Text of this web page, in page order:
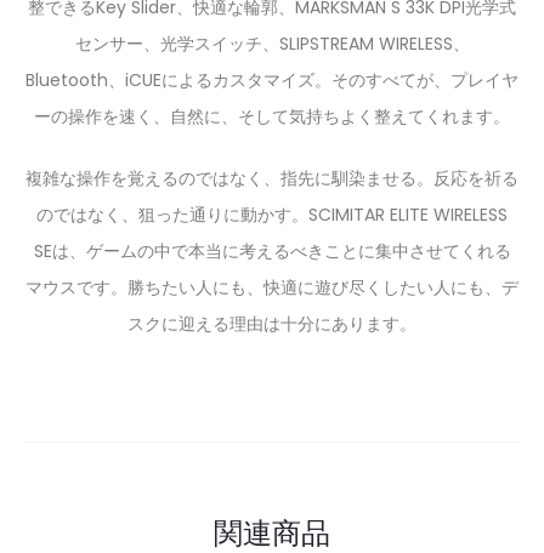
整できるKey Slider、快適な輪郭、MARKSMAN S 33K DPI光学式
センサー、光学スイッチ、SLIPSTREAM WIRELESS、
Bluetooth、iCUEによるカスタマイズ。そのすべてが、プレイヤ
ーの操作を速く、自然に、そして気持ちよく整えてくれます。
複雑な操作を覚えるのではなく、指先に馴染ませる。反応を祈る
のではなく、狙った通りに動かす。SCIMITAR ELITE WIRELESS
SEは、ゲームの中で本当に考えるべきことに集中させてくれる
マウスです。勝ちたい人にも、快適に遊び尽くしたい人にも、デ
スクに迎える理由は十分にあります。
関連商品